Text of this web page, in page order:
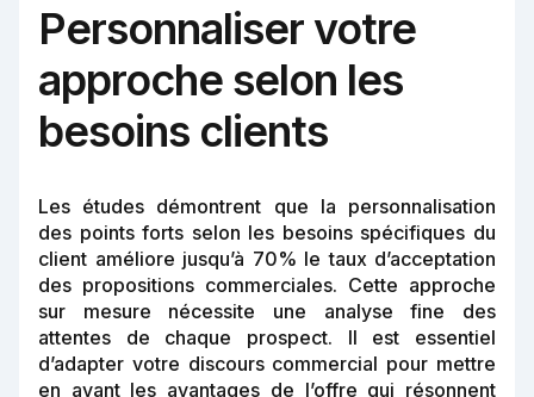
Personnaliser votre
approche selon les
besoins clients
Les études démontrent que la personnalisation
des points forts selon les besoins spécifiques du
client améliore jusqu’à 70% le taux d’acceptation
des propositions commerciales. Cette approche
sur mesure nécessite une analyse fine des
attentes de chaque prospect. Il est essentiel
d’adapter votre discours commercial pour mettre
en avant les avantages de l’offre qui résonnent